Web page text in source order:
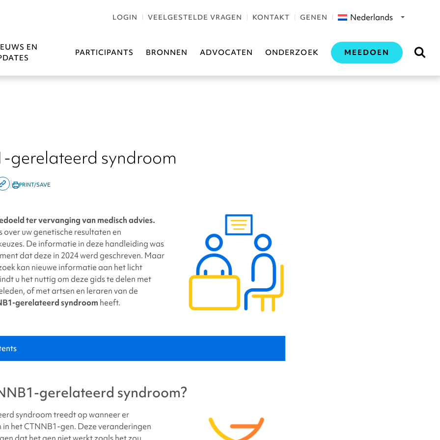
LOGIN VEELGESTELDE VRAGEN KONTAKT GENEN Nederlands
EN
PARTICIPANTS BRONNEN ADVOCATEN ONDERZOEK MEEDOEN
gerelateerd syndroom
Copy
page
link
| PRINT/SAVE
ter vervanging van medisch advies.
over uw genetische resultaten en
De informatie in deze handleiding was
dat deze in 2024 werd geschreven. Maar
kan nieuwe informatie aan het licht
u het nuttig om deze gids te delen met
of met artsen en leraren van de
gerelateerd syndroom heeft.
gerelateerd syndroom?
syndroomtreedt op wanneer er
het CTNNB1-gen. Deze veranderingen